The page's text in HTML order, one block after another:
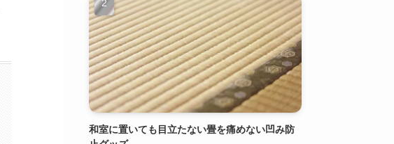
和室に置いても目立たない畳を痛めない凹み防